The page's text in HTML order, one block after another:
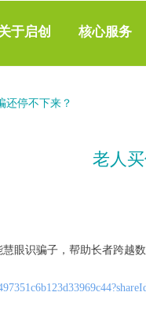
于启创 核心服务
老人
还停不下来？
眼识骗子，帮助长者跨越